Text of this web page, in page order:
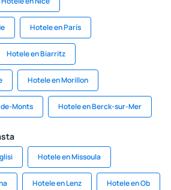
Hotele en París
Hotele en Biarritz
Hotele en Morillon
Monts Hotele en Berck-sur-Mer
Hotele en Missoula
Hotele en Lenz Hotele en Ob